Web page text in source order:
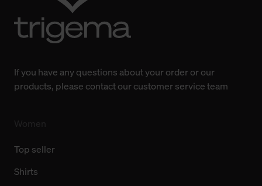
Weitere Informationen über Cookies und Web-
Technologien sowie die Nutzung Ihrer persönlichen Daten
If you have any questions about your order or our
products, please contact our customer service team
Top seller
Shirts